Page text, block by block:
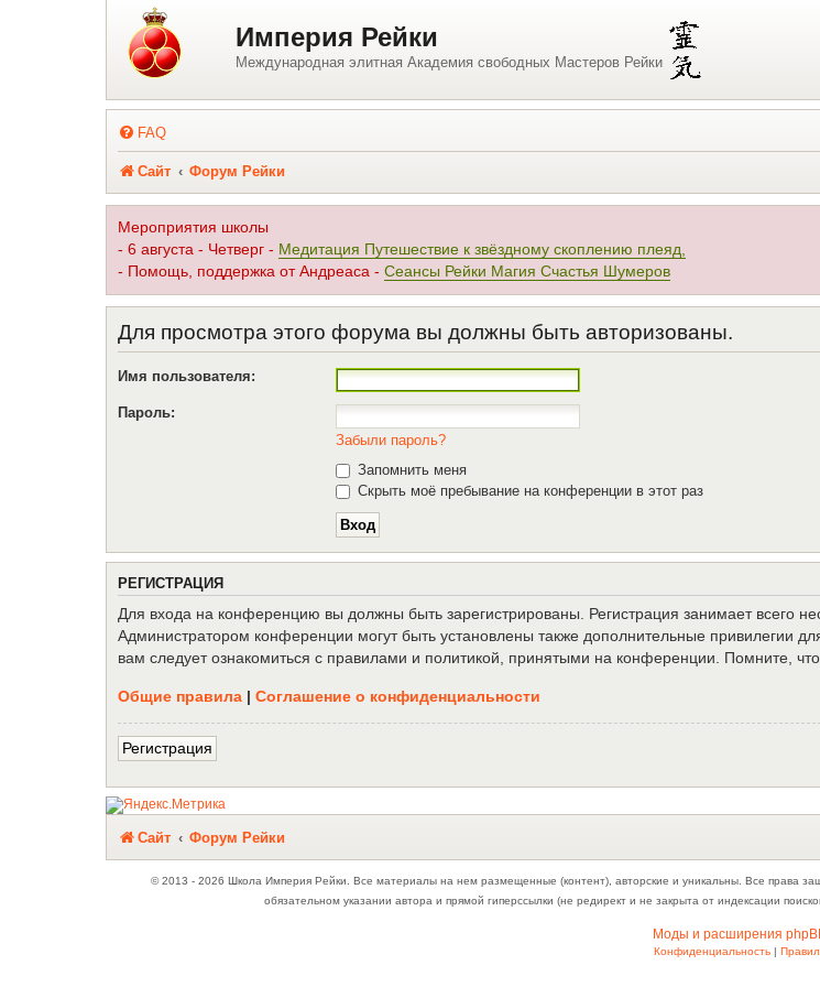
Регистрация Империя Рейки
Международная элитная Академия свободных Мастеров Рейки
FAQ
Сайт Форум Рейки
Мероприятия школы
- 6 августа - Четверг - Медитация Путешествие к звёздному скоплению плеяд,
- Помощь, поддержка от Андреаса - Сеансы Рейки Магия Счастья Шумеров
Для просмотра этого форума вы должны быть авторизованы.
Имя пользователя:
Пароль:
Забыли пароль?
Запомнить меня
Скрыть моё пребывание на конференции в этот раз
РЕГИСТРАЦИЯ
Для входа на конференцию вы должны быть зарегистрированы. Регистрация занимает всего
Администратором конференции могут быть установлены также дополнительные привилегии
вам следует ознакомиться с правилами и политикой, принятыми на конференции. Помните,
Общие правила | Соглашение о конфиденциальности
Регистрация
Сайт Форум Рейки
Связаться с
© 2013 - 2026 Школа Империя Рейки. Все материалы на нем размещенные (контент), авторские и уникальны. Все права
обязательном указании автора и прямой гиперссылки (не редирект и не закрыта от индексации
Моды и расширения
Конфиденциальность|